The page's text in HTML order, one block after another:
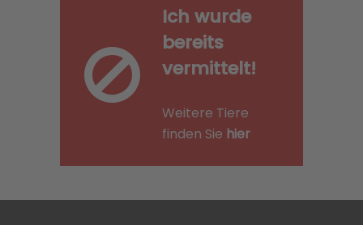
Ich wurde
bereits
vermittelt!
Weitere Tiere
finden Sie hier